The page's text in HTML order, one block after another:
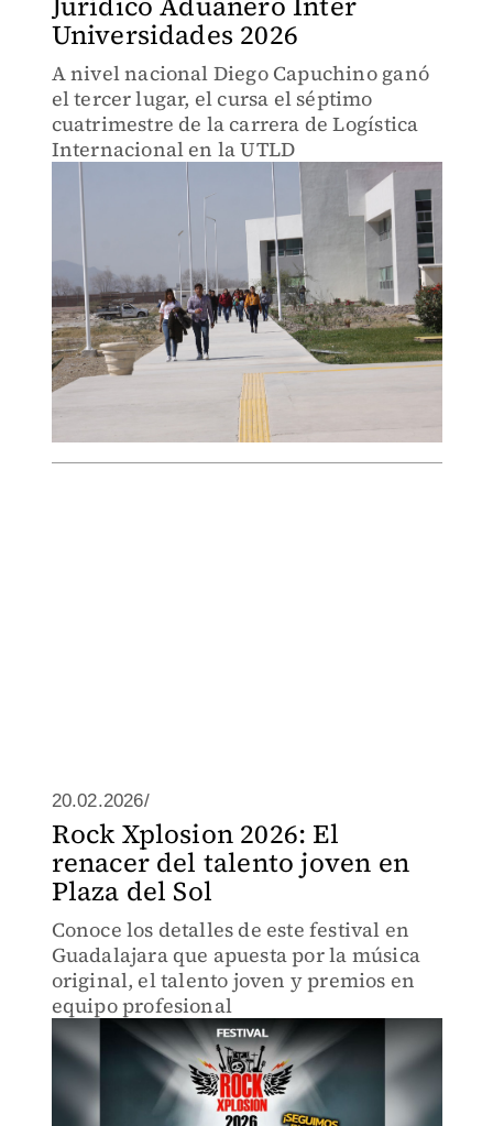
Universidades 2026
A nivel nacional Diego Capuchino ganó
el tercer lugar, el cursa el séptimo
cuatrimestre de la carrera de Logística
Internacional en la UTLD
20.02.2026/
Rock Xplosion 2026: El
renacer del talento joven en
Plaza del Sol
Conoce los detalles de este festival en
Guadalajara que apuesta por la música
original, el talento joven y premios en
equipo profesional